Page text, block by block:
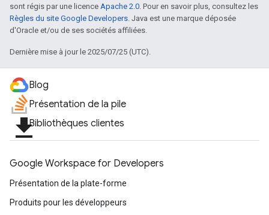
sont régis par une licence Apache 2.0. Pour en savoir plus, consultez les
Règles du site Google Developers. Java est une marque déposée
d'Oracle et/ou de ses sociétés affiliées.
Dernière mise à jour le 2025/07/25 (UTC).
Blog
Présentation de la pile
file_downloadBibliothèques clientes
Google Workspace for Developers
Présentation de la plate-forme
Produits pour les développeurs